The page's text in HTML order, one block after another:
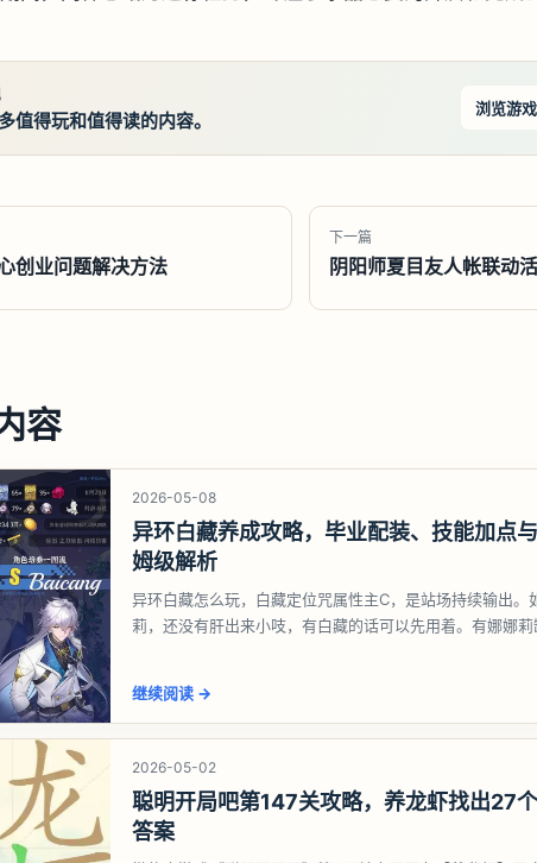
值得玩和值得读的内容。
浏览游
创业问题解决方法
下一篇
阴阳师夏目友人帐联动
容
2026-05-08
异环白藏养成攻略，毕业配装、技能加点
姆级解析
异环白藏怎么玩，白藏定位咒属性主C，是站场持续输出。
莉，还没有肝出来小吱，有白藏的话可以先用着。有娜娜
继续阅读 →
2026-05-02
聪明开局吧第147关攻略，养龙虾找出27
答案